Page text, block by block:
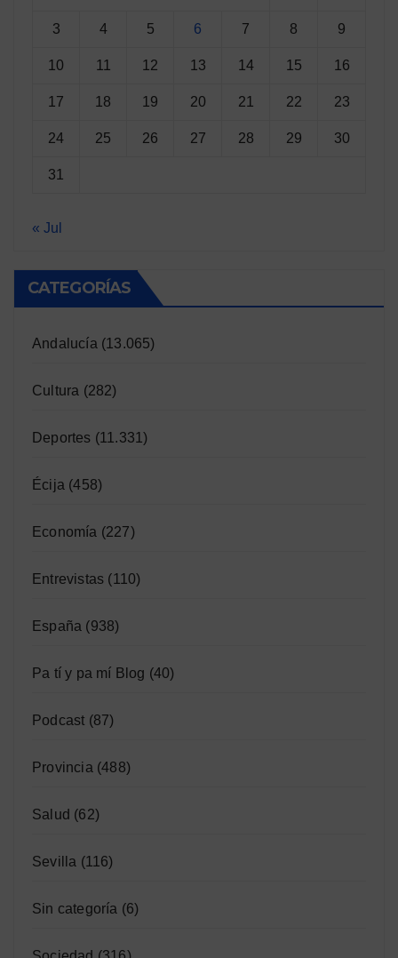
3 4 5 6 7 8 9
10 11 12 13 14 15 16
17 18 19 20 21 22 23
24 25 26 27 28 29 30
31
« Jul
CATEGORÍAS
Andalucía (13.065)
Cultura (282)
Deportes (11.331)
Écija (458)
Economía (227)
Entrevistas (110)
España (938)
Pa tí y pa mí Blog (40)
Podcast (87)
Provincia (488)
Salud (62)
Sevilla (116)
Sin categoría (6)